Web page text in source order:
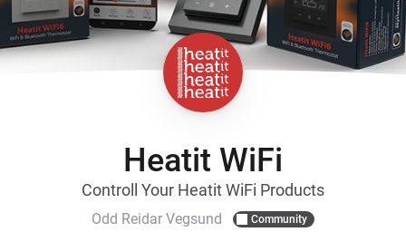
Heatit WiFi
Controll Your Heatit WiFi Products
Odd Reidar Vegsund Community